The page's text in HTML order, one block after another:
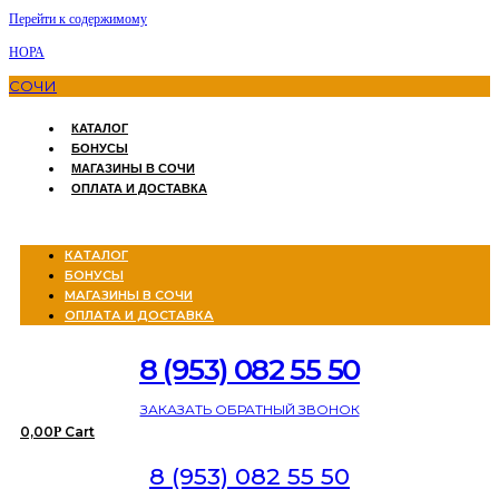
Перейти к содержимому
НОРА
СОЧИ
КАТАЛОГ
БОНУСЫ
МАГАЗИНЫ В СОЧИ
ОПЛАТА И ДОСТАВКА
КАТАЛОГ
БОНУСЫ
МАГАЗИНЫ В СОЧИ
ОПЛАТА И ДОСТАВКА
8 (953) 082 55 50
ЗАКАЗАТЬ ОБРАТНЫЙ ЗВОНОК
0,00Р Cart
8 (953) 082 55 50